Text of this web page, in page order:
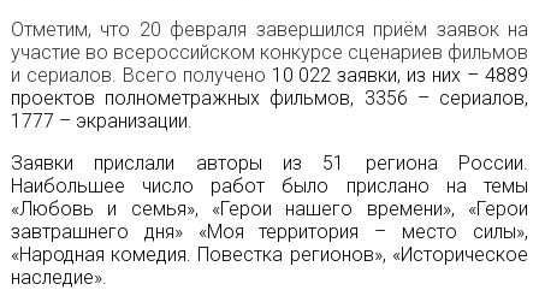
Отметим, что 20 февраля завершился приём заявок на
участие во всероссийском конкурсе сценариев фильмов
и сериалов. Всего получено 10 022 заявки, из них – 4889
проектов полнометражных фильмов, 3356 – сериалов,
1777 – экранизации.
Заявки прислали авторы из 51 региона России.
Наибольшее число работ было прислано на темы
«Любовь и семья», «Герои нашего времени», «Герои
завтрашнего дня» «Моя территория – место силы»,
«Народная комедия. Повестка регионов», «Историческое
наследие».